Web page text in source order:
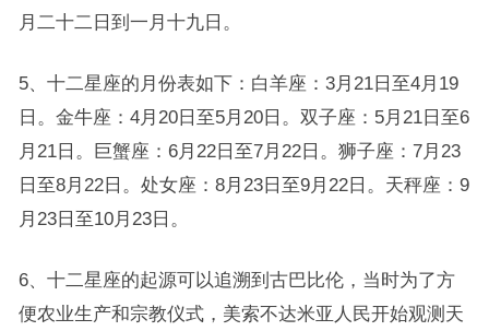
月二十二日到一月十九日。
5、十二星座的月份表如下：白羊座：3月21日至4月19
日。金牛座：4月20日至5月20日。双子座：5月21日至6
月21日。巨蟹座：6月22日至7月22日。狮子座：7月23
日至8月22日。处女座：8月23日至9月22日。天秤座：9
月23日至10月23日。
6、十二星座的起源可以追溯到古巴比伦，当时为了方
便农业生产和宗教仪式，美索不达米亚人民开始观测天